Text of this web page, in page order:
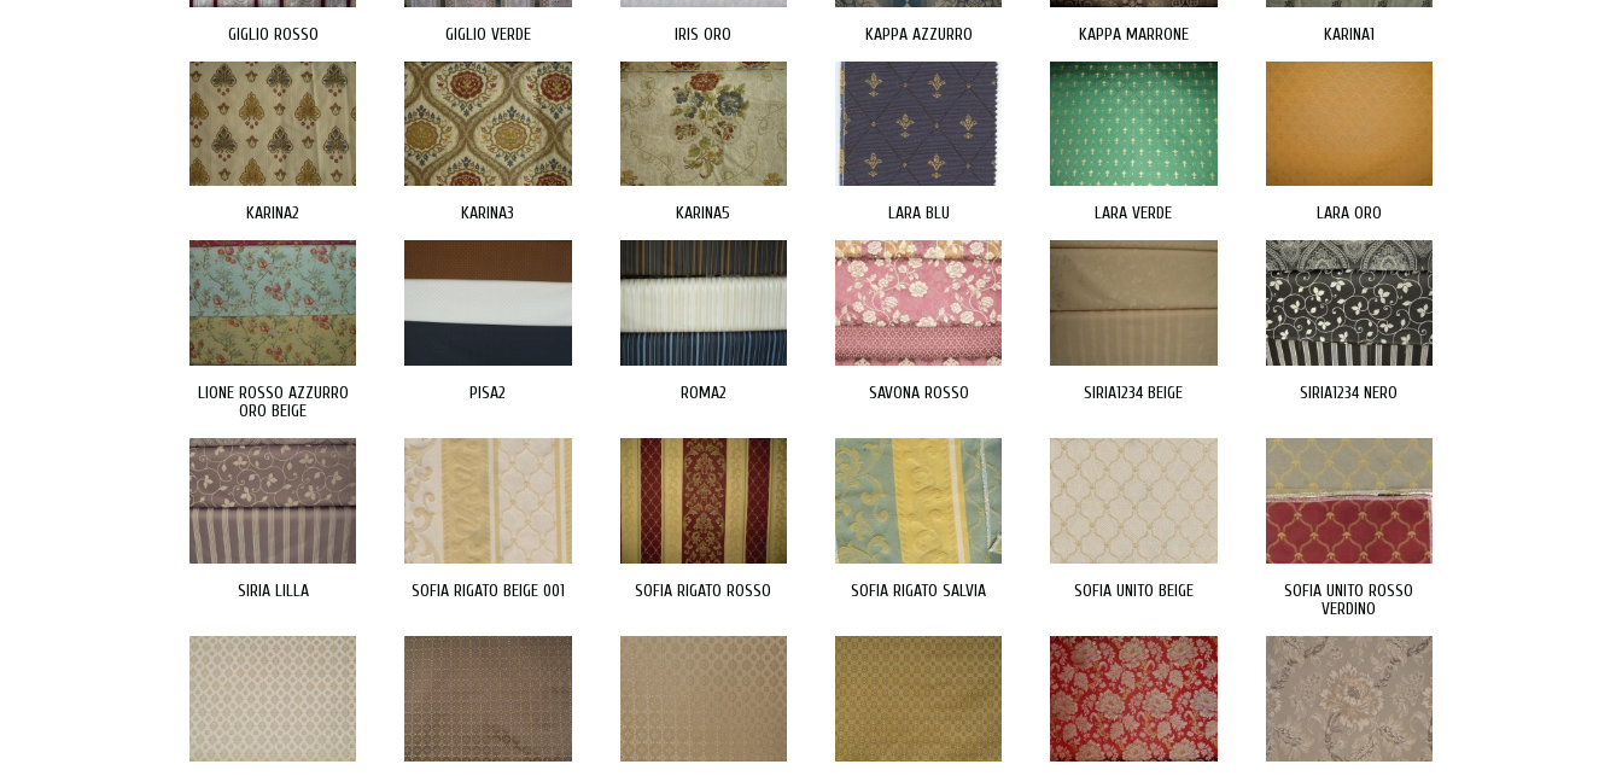
GIGLIO ROSSO GIGLIO VERDE IRIS ORO KAPPA AZZURRO KAPPA MARRONE KARINA1
KARINA2 KARINA3 KARINA5 LARA BLU LARA VERDE LARA ORO
LIONE ROSSO AZZURRO
ORO BEIGE
PISA2 ROMA2 SAVONA ROSSO SIRIA1234 BEIGE SIRIA1234 NERO
SIRIA LILLA SOFIA RIGATO BEIGE 001 SOFIA RIGATO ROSSO SOFIA RIGATO SALVIA SOFIA UNITO BEIGE
SOFIA UNITO ROSSO
VERDINO